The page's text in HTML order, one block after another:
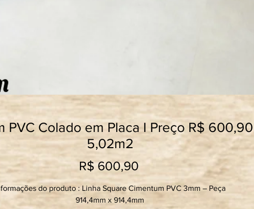
PVC Colado em Placa I Preço R$
5,02m2
R$ 600,90Preço
do produto : Linha Square Cimentum PVC 3mm – Peça
914,4mm x 914,4mm